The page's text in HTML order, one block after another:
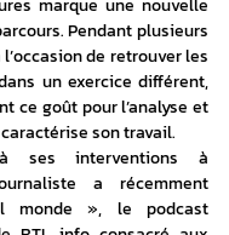
marque une nouvelle
Pendant plusieurs
de retrouver les
un exercice différent,
ce goût pour l’analyse et
son travail.
à ses interventions à
a récemment
monde », le podcast